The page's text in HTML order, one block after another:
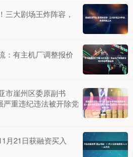
三大剧场王炸阵容，
：有主机厂调整报价
市崖州区委原副书
重违纪违法被开除党
月21日获融资买入